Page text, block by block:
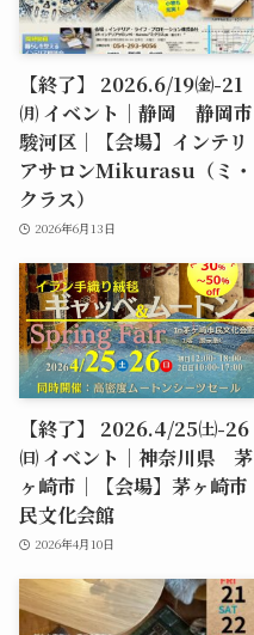
【終了】 2026.6/19㈮-21
㈪ イベント｜静岡 静岡市
駿河区｜【会場】インテリ
アサロンMikurasu（ミ・
クラス）
2026年6月13日
【終了】 2026.4/25㈯-26
㈰ イベント｜神奈川県 茅
ヶ崎市｜【会場】茅ヶ崎市
民文化会館
2026年4月10日